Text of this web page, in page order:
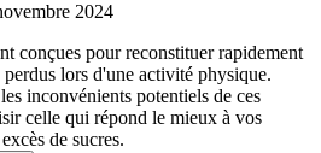
2024
conçues pour reconstituer rapidement
lors d'une activité physique.
inconvénients potentiels de ces
celle qui répond le mieux à vos
de sucres.